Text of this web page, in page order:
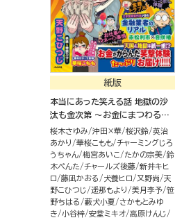
紙版
本当にあった笑える話 地獄の沙
汰も金次第 ～お金にまつわるウ
ラ話大集合～
桜木さゆみ 沖田×華 桜沢鈴 英治
あかり
華桜こもも チャーミングじろ
うちゃん 梅宮あいこ たかの宗美 鈴
木ぺんた
チャールズ後藤 新井キヒ
ロ
藤凪かおる 犬養ヒロ 又野尚
天
野こひつじ
遥那もより 美月李予 笹
野ちはる
藪犬小夏
さかもとみゆ
き
小谷梓 安堂ミキオ 高原けんじ